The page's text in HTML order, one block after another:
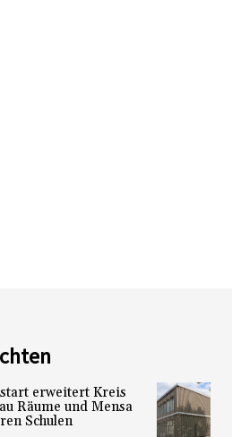
erweitert Kreis
Räume und Mensa
Schulen